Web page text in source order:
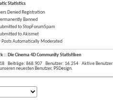
Statistics
Denied Registration
Banned
to StopForumSpam
to Akismet
Posts Automatically Moderated
:: Die Cinema 4D Community Statistiken
Beiträge 868.907 Benutzer 16.254 Aktive Benutzer
neuesten Benutzer, PSDesign.